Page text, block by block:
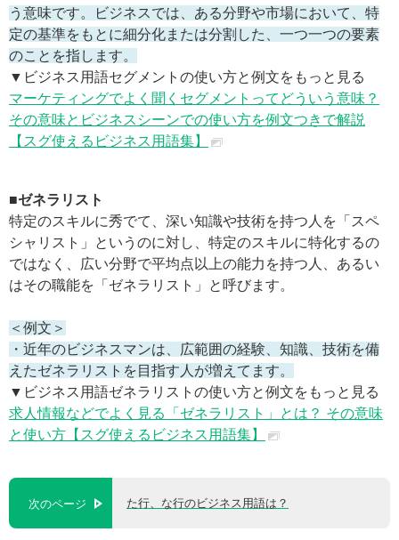
う意味です。ビジネスでは、ある分野や市場において、特
定の基準をもとに細分化または分割した、一つ一つの要素
のことを指します。
▼ビジネス用語セグメントの使い方と例文をもっと見る
マーケティングでよく聞くセグメントってどういう意味？
その意味とビジネスシーンでの使い方を例文つきで解説
【スグ使えるビジネス用語集】
■ゼネラリスト
特定のスキルに秀でて、深い知識や技術を持つ人を「スペ
シャリスト」というのに対し、特定のスキルに特化するの
ではなく、広い分野で平均点以上の能力を持つ人、あるい
はその職能を「ゼネラリスト」と呼びます。
＜例文＞
・近年のビジネスマンは、広範囲の経験、知識、技術を備
えたゼネラリストを目指す人が増えてます。
▼ビジネス用語ゼネラリストの使い方と例文をもっと見る
求人情報などでよく見る「ゼネラリスト」とは？ その意味
と使い方【スグ使えるビジネス用語集】
次のページ た行、な行のビジネス用語は？